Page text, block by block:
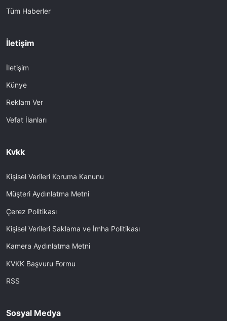
Tüm Haberler
İletişim
İletişim
Künye
Reklam Ver
Vefat İlanları
Kvkk
Kişisel Verileri Koruma Kanunu
Müşteri Aydınlatma Metni
Çerez Politikası
Kişisel Verileri Saklama ve İmha Politikası
Kamera Aydınlatma Metni
KVKK Başvuru Formu
RSS
Sosyal Medya